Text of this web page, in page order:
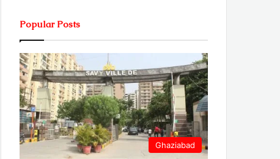
Popular Posts
Ghaziabad